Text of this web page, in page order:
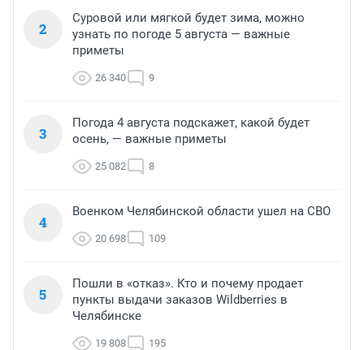
2
Суровой или мягкой будет зима, можно
узнать по погоде 5 августа — важные
приметы
26 340 9
3
Погода 4 августа подскажет, какой будет
осень, — важные приметы
25 082 8
4
Военком Челябинской области ушел на СВО
20 698 109
5
Пошли в «отказ». Кто и почему продает
пункты выдачи заказов Wildberries в
Челябинске
19 808 195